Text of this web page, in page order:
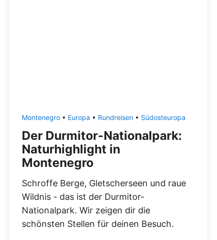
Montenegro • Europa • Rundreisen • Südosteuropa
Der Durmitor-Nationalpark:
Naturhighlight in
Montenegro
Schroffe Berge, Gletscherseen und raue
Wildnis - das ist der Durmitor-
Nationalpark. Wir zeigen dir die
schönsten Stellen für deinen Besuch.